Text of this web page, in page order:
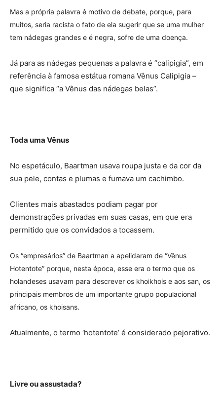
Mas a própria palavra é motivo de debate, porque, para
muitos, seria racista o fato de ela sugerir que se uma mulher
tem nádegas grandes e é negra, sofre de uma doença.
Já para as nádegas pequenas a palavra é “calipigia”, em
referência à famosa estátua romana Vênus Calipigia –
que significa “a Vênus das nádegas belas”.
Toda uma Vênus
No espetáculo, Baartman usava roupa justa e da cor da
sua pele, contas e plumas e fumava um cachimbo.
Clientes mais abastados podiam pagar por
demonstrações privadas em suas casas, em que era
permitido que os convidados a tocassem.
Os “empresários” de Baartman a apelidaram de “Vênus
Hotentote” porque, nesta época, esse era o termo que os
holandeses usavam para descrever os khoikhois e aos san, os
principais membros de um importante grupo populacional
africano, os khoisans.
Atualmente, o termo ‘hotentote’ é considerado pejorativo.
Livre ou assustada?